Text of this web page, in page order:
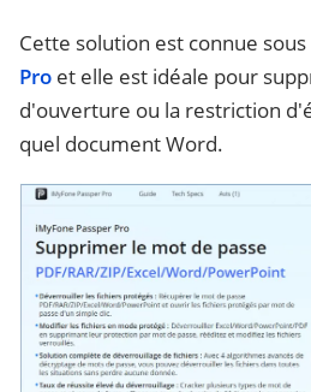
Cette solution est connue
Pro et elle est idéale pour
d'ouverture ou la restriction
quel document Word.